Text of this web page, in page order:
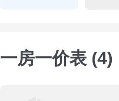
一房一价表 (4)